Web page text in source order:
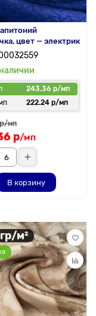
цвет — электрик
243.36 р/мп
222.24 р/мп
/мп
р/мп
В корзину
м²